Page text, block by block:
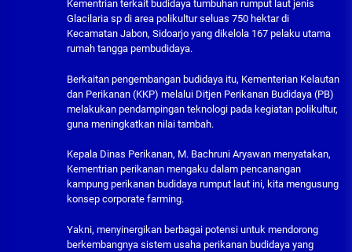
Kementrian terkait budidaya tumbuhan rumput laut jenis
Glacilaria sp di area polikultur seluas 750 hektar di
Kecamatan Jabon, Sidoarjo yang dikelola 167 pelaku utama
rumah tangga pembudidaya.
Berkaitan pengembangan budidaya itu, Kementerian Kelautan
dan Perikanan (KKP) melalui Ditjen Perikanan Budidaya (PB)
melakukan pendampingan teknologi pada kegiatan polikultur,
guna meningkatkan nilai tambah.
Kepala Dinas Perikanan, M. Bachruni Aryawan menyatakan,
Kementrian perikanan mengaku dalam pencanangan
kampung perikanan budidaya rumput laut ini, kita mengusung
konsep corporate farming.
Yakni, menyinergikan berbagai potensi untuk mendorong
berkembangnya sistem usaha perikanan budidaya yang